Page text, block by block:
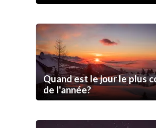
Quand est le jour le plus
de l'année?